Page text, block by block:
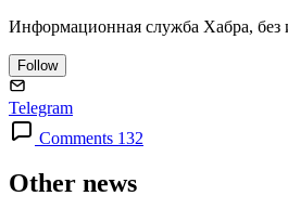
Информационная служба Хабра, без
Follow
Telegram
Comments 132
Other news